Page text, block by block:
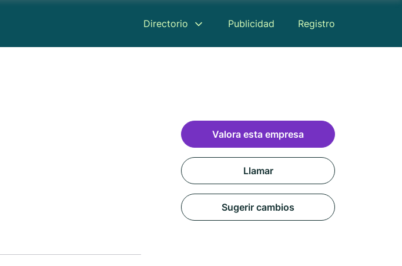
Directorio Publicidad Registro
Valora esta empresa
Llamar
Sugerir cambios